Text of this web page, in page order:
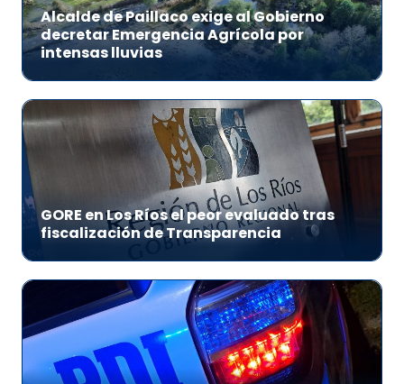
Alcalde de Paillaco exige al Gobierno
decretar Emergencia Agrícola por
intensas lluvias
GORE en Los Ríos el peor evaluado tras
fiscalización de Transparencia